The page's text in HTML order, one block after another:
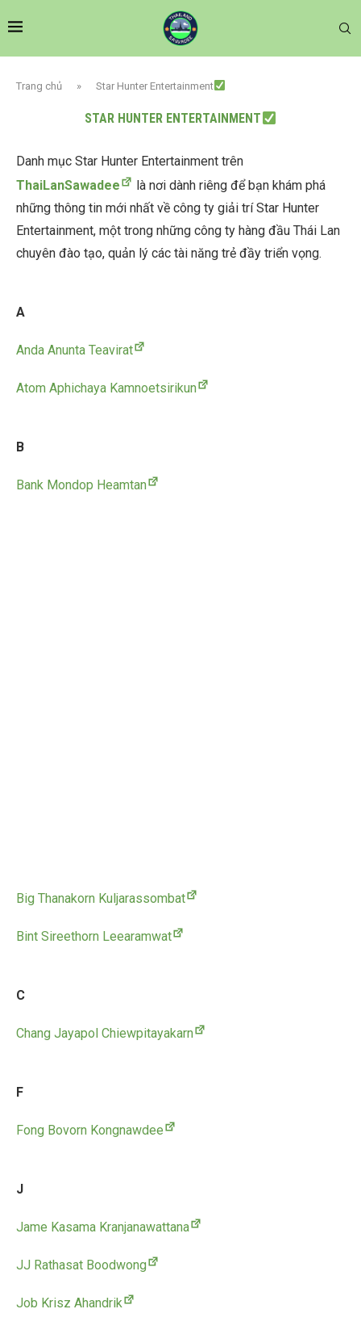
Trang chủ » Star Hunter Entertainment
STAR HUNTER ENTERTAINMENT
Danh mục Star Hunter Entertainment trên
ThaiLanSawadee
là nơi dành riêng để bạn khám phá
những thông tin mới nhất về công ty giải trí Star Hunter
Entertainment, một trong những công ty hàng đầu Thái Lan
chuyên đào tạo, quản lý các tài năng trẻ đầy triển vọng.
A
Anda Anunta Teavirat
Atom Aphichaya Kamnoetsirikun
B
Bank Mondop Heamtan
Big Thanakorn Kuljarassombat
Bint Sireethorn Leearamwat
C
Chang Jayapol Chiewpitayakarn
F
Fong Bovorn Kongnawdee
J
Jame Kasama Kranjanawattana
JJ Rathasat Boodwong
Job Krisz Ahandrik